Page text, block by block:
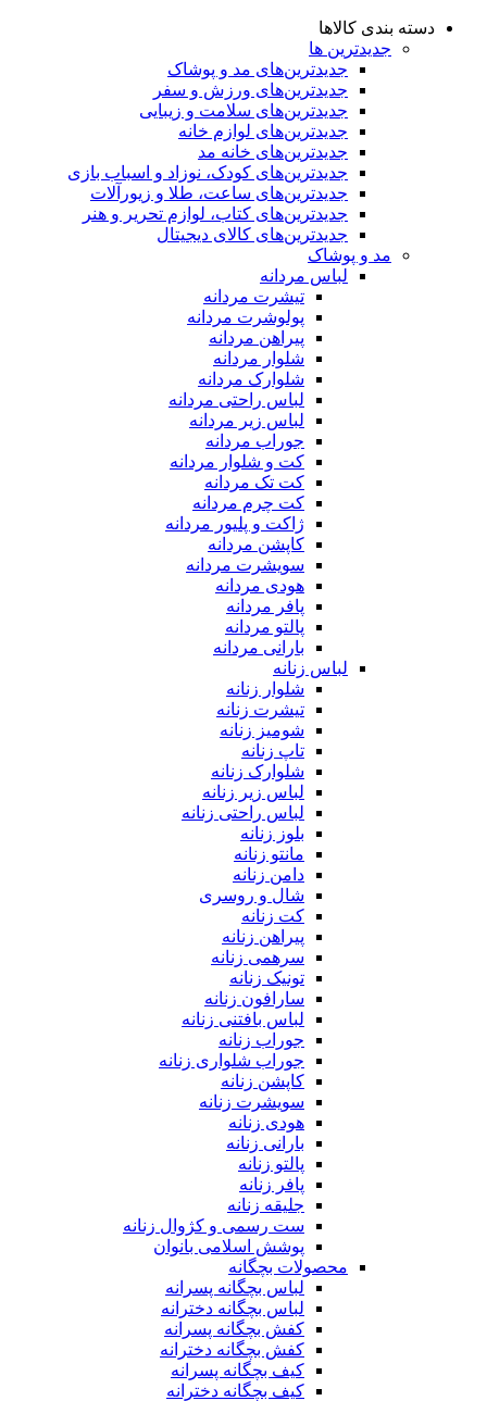
دسته بندی کالاها
جدیدترین ها
جدید‌ترین‌های مد و پوشاک
جدید‌ترین‌های ورزش و سفر
جدید‌ترین‌های سلامت و زیبایی
جدید‌ترین‌های لوازم خانه
جدیدترین‌های خانه مد
جدید‌ترین‌های کودک، نوزاد و اسباب بازی
جدید‌ترین‌های ساعت، طلا و زیورآلات
جدید‌ترین‌های کتاب، لوازم تحریر و هنر
جدید‌ترین‌های کالای دیجیتال
مد و پوشاک
لباس مردانه
تیشرت مردانه
پولوشرت مردانه
پیراهن مردانه
شلوار مردانه
شلوارک مردانه
لباس راحتی مردانه
لباس زیر مردانه
جوراب مردانه
کت و شلوار مردانه
کت تک مردانه
کت چرم مردانه
ژاکت و پلیور مردانه
کاپشن مردانه
سویشرت مردانه
هودی مردانه
پافر مردانه
پالتو مردانه
بارانی مردانه
لباس زنانه
شلوار زنانه
تیشرت زنانه
شومیز زنانه
تاپ زنانه
شلوارک زنانه
لباس زیر زنانه
لباس راحتی زنانه
بلوز زنانه
مانتو زنانه
دامن زنانه
شال و روسری
کت زنانه
پیراهن زنانه
سرهمی زنانه
تونیک زنانه
سارافون زنانه
لباس بافتنی زنانه
جوراب زنانه
جوراب شلواری زنانه
کاپشن زنانه
سویشرت زنانه
هودی زنانه
بارانی زنانه
پالتو زنانه
پافر زنانه
جلیقه زنانه
ست رسمی و کژوال زنانه
پوشش اسلامی بانوان
محصولات بچگانه
لباس بچگانه پسرانه
لباس بچگانه دخترانه
کفش بچگانه پسرانه
کفش بچگانه دخترانه
کیف بچگانه پسرانه
کیف بچگانه دخترانه